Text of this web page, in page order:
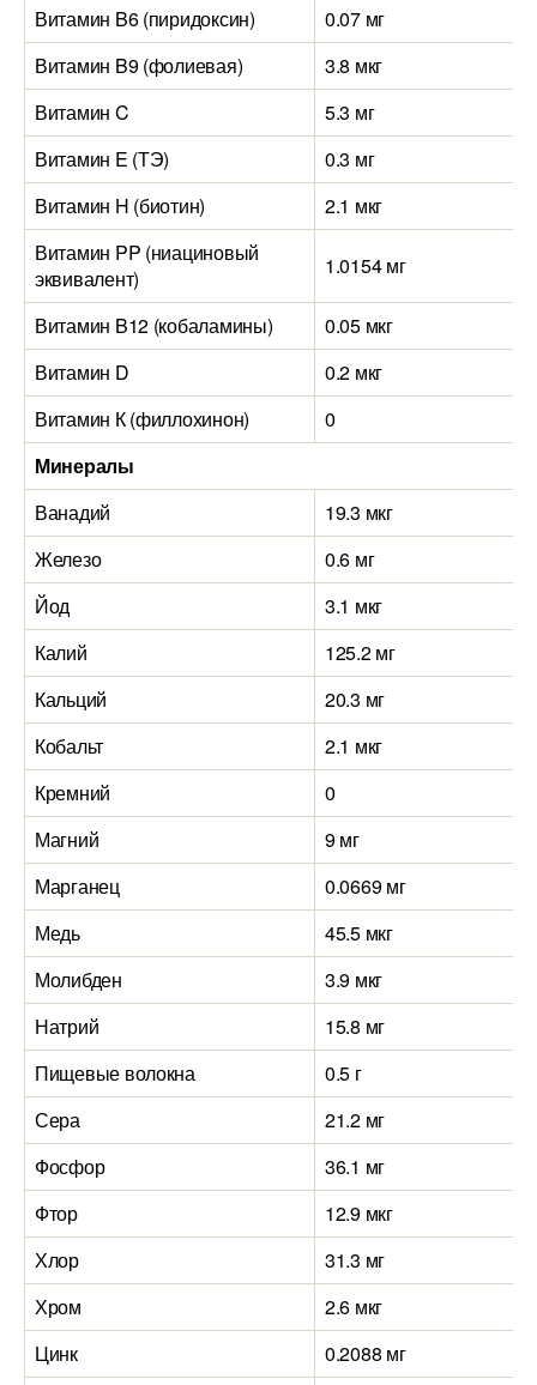
Витамин B6 (пиридоксин)
0.07 мг
Витамин B9 (фолиевая)
3.8 мкг
Витамин C
5.3 мг
Витамин E (ТЭ)
0.3 мг
Витамин H (биотин)
2.1 мкг
Витамин PP (ниациновый
эквивалент)
1.0154 мг
Витамин B12 (кобаламины)
0.05 мкг
Витамин D
0.2 мкг
Витамин К (филлохинон)
0
Минералы
Ванадий
19.3 мкг
Железо
0.6 мг
Йод
3.1 мкг
Калий
125.2 мг
Кальций
20.3 мг
Кобальт
2.1 мкг
Кремний
0
Магний
9 мг
Марганец
0.0669 мг
Медь
45.5 мкг
Молибден
3.9 мкг
Натрий
15.8 мг
Пищевые волокна
0.5 г
Сера
21.2 мг
Фосфор
36.1 мг
Фтор
12.9 мкг
Хлор
31.3 мг
Хром
2.6 мкг
Цинк
0.2088 мг